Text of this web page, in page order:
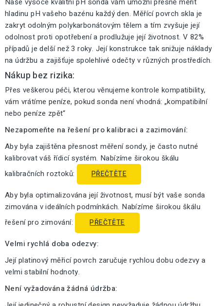
hladinu pH vašeho bazénu každý den. Měřící povrch skla je
zakryt odolným polykarbonátovým tělem a tím zvyšuje její
odolnost proti opotřebení a prodlužuje její životnost. V 82%
případů je delší než 3 roky. Její konstrukce tak snižuje náklady
na údržbu a zajišťuje spolehlivé odečty v různých prostředích.
Nákup bez rizika:
Přes veškerou péči, kterou věnujeme kontrole kompatibility,
vám vrátíme peníze, pokud sonda není vhodná: „kompatibilní
nebo peníze zpět“
Nezapomeňte na řešení pro kalibraci a zazimování:
Aby byla zajištěna přesnost měření sondy, je často nutné
kalibrovat váš řídicí systém. Nabízíme širokou škálu
kalibračních roztoků:
PŘEČTĚTE
Aby byla optimalizována její životnost, musí být vaše sonda
zimována v ideálních podmínkách. Nabízíme širokou škálu
řešení pro zimování:
PŘEČTĚTE
Velmi rychlá doba odezvy:
Její platinový měřicí povrch zaručuje rychlou dobu odezvy a
velmi stabilní hodnoty.
Není vyžadována žádná údržba: